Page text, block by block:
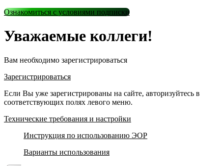
Ознакомиться с условиями подписки
Уважаемые коллеги!
Вам необходимо зарегистрироваться
Зарегистрироваться
Если Вы уже зарегистрированы на сайте, авторизуйтесь в
соответствующих полях левого меню.
Технические требования и настройки
Инструкция по использованию ЭОР
Варианты использования